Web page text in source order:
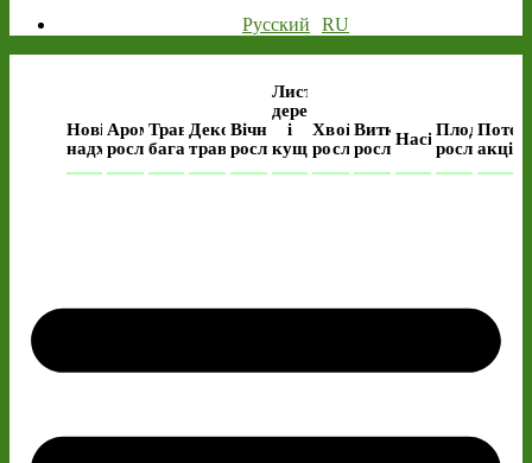
Русский
RU
Нові
надходження
Ароматичні
рослини
Трав’янисті
багаторічні
Декоративні
трави
Вічнозелені
рослини
Листяні
дерева
і
кущі
Хвойні
рослини
Виткі
рослиниНасінняПлодові
рослини
акція